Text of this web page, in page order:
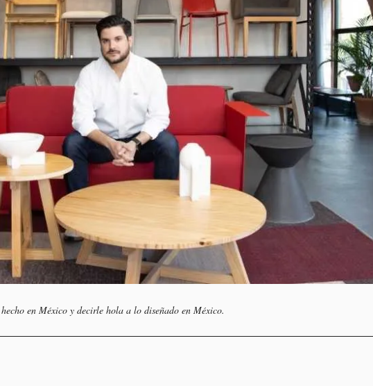
en México y decirle hola a lo diseñado en México.